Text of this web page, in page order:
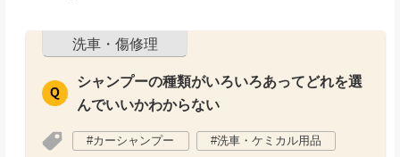
洗車・傷修理
シャンプーの種類がいろいろあってどれを選
んでいいかわからない
カーシャンプー 洗車・ケミカル用品